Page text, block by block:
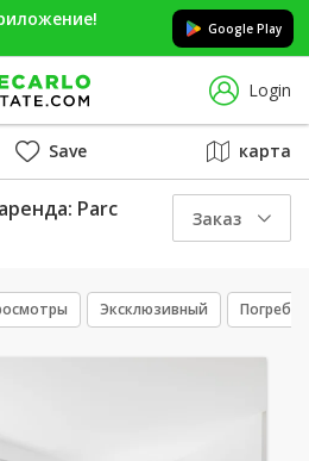
Google Play
Login
Save карта
Parc
Заказ
Эксклюзивный Погреб